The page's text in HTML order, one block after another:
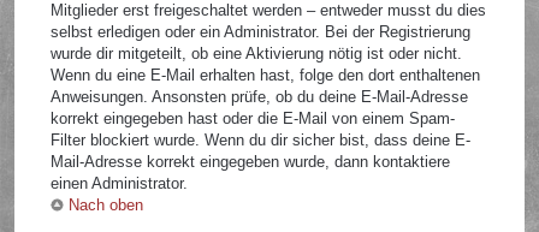
Mitglieder erst freigeschaltet werden – entweder musst du dies
selbst erledigen oder ein Administrator. Bei der Registrierung
wurde dir mitgeteilt, ob eine Aktivierung nötig ist oder nicht.
Wenn du eine E-Mail erhalten hast, folge den dort enthaltenen
Anweisungen. Ansonsten prüfe, ob du deine E-Mail-Adresse
korrekt eingegeben hast oder die E-Mail von einem Spam-
Filter blockiert wurde. Wenn du dir sicher bist, dass deine E-
Mail-Adresse korrekt eingegeben wurde, dann kontaktiere
einen Administrator.
Nach oben